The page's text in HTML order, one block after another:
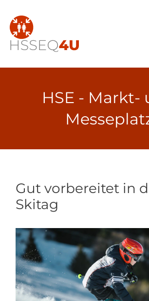
Inhalt
springen
HSE - Markt-
Gut vorbereitet in
Skitag